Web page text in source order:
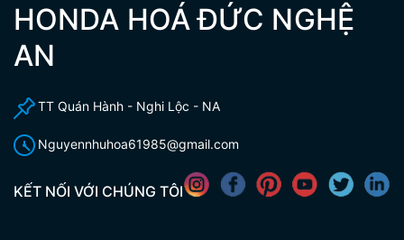
HONDA HOÁ ĐỨC NGHỆ
AN
TT Quán Hành - Nghi Lộc - NA
Nguyennhuhoa61985@gmail.com
KẾT NỐI VỚI CHÚNG TÔI